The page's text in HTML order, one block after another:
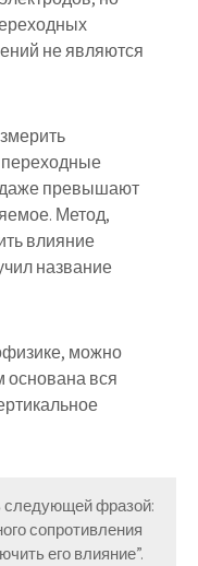
не являются
переходные
превышают
Метод,
влияние
название
можно
основана вся
следующей фразой:
сопротивления
его влияние”.